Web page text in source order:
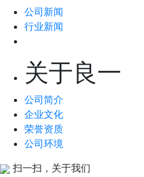
公司新闻
行业新闻
关于良一
公司简介
企业文化
荣誉资质
公司环境
扫一扫，关于我们